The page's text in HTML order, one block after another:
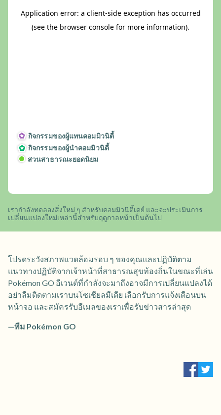
กิจกรรมของผู้แทนคอมมิวนิตี้
กิจกรรมของผู้นำคอมมิวนิตี้
สวนสาธารณะยอดนิยม
เรากำลังทดลองสิ่งใหม่ ๆ สำหรับคอมมิวนิตี้เดย์ และจะประเมินการ
เปลี่ยนแปลงใหม่เหล่านี้สำหรับฤดูกาลหน้าเป็นต้นไป
โปรดระวังสภาพแวดล้อมรอบ ๆ ของคุณและปฏิบัติตาม
แนวทางปฏิบัติจากเจ้าหน้าที่สาธารณสุขท้องถิ่นในขณะที่เล่น
Pokémon GO อีเวนต์ที่กำลังจะมาถึงอาจมีการเปลี่ยนแปลงได้
อย่าลืมติดตามเราบนโซเชียลมีเดีย เลือกรับการแจ้งเตือนบน
หน้าจอ และสมัครรับอีเมลของเราเพื่อรับข่าวสารล่าสุด
—ทีม Pokémon GO